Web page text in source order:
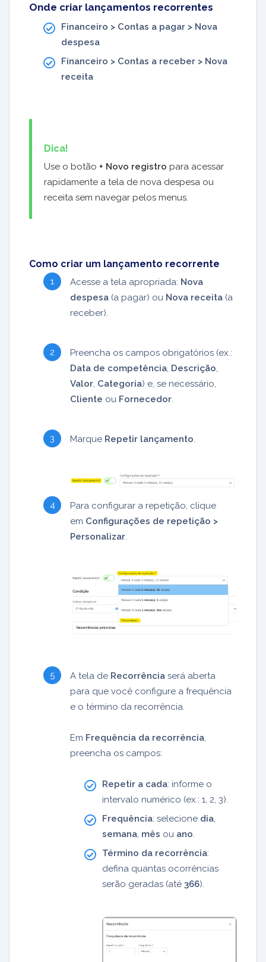
Onde criar lançamentos recorrentes
Financeiro > Contas a pagar > Nova
despesa
Financeiro > Contas a receber > Nova
receita
Dica!
Use o botão + Novo registro para acessar
rapidamente a tela de nova despesa ou
receita sem navegar pelos menus.
Como criar um lançamento recorrente
Acesse a tela apropriada: Nova
despesa (a pagar) ou Nova receita (a
receber).
Preencha os campos obrigatórios (ex.:
Data de competência, Descrição,
Valor, Categoria) e, se necessário,
Cliente ou Fornecedor.
Marque Repetir lançamento.
Para configurar a repetição, clique
em Configurações de repetição >
Personalizar.
A tela de Recorrência será aberta
para que você configure a frequência
e o término da recorrência.
Em Frequência da recorrência
preencha os campos:
Repetir a cada: informe o
intervalo numérico (ex.: 1, 2, 3).
Frequência: selecione dia
semana mês ou ano
Término da recorrência:
defina quantas ocorrências
serão geradas (até 366).